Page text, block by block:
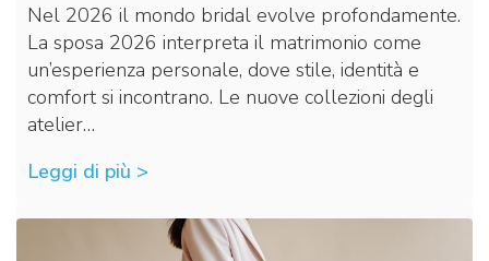
Nel 2026 il mondo bridal evolve profondamente.
La sposa 2026 interpreta il matrimonio come
un’esperienza personale, dove stile, identità e
comfort si incontrano. Le nuove collezioni degli
atelier…
Leggi di più >